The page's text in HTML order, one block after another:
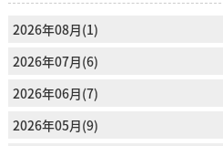
2026年08月(1)
2026年07月(6)
2026年06月(7)
2026年05月(9)